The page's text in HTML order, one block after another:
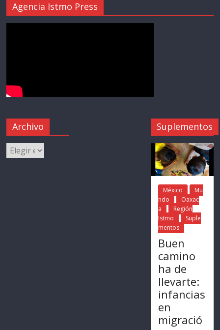
Agencia Istmo Press
Archivo Suplementos
México
Mu
ndo
Oaxac
a
Región
Istmo
Suple
mentos
Buen
camino
ha de
llevarte:
infancias
en
migració